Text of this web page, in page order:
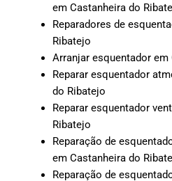
em Castanheira do
Reparadores de
Ribatejo
Arranjar esquentador
Reparar esquentador
do Ribatejo
Reparar esquentador
Ribatejo
Reparação de
em Castanheira do
Reparação de